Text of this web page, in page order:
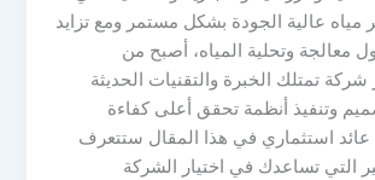
مياه عالية الجودة بشكل مستمر ومع تزايد
معالجة وتحلية المياه، أصبح من
شركة تمتلك الخبرة والتقنيات الحديثة
وتنفيذ أنظمة تحقق أعلى كفاءة
عائد استثماري في هذا المقال ستتعرف
التي تساعدك في اختيار الشركة